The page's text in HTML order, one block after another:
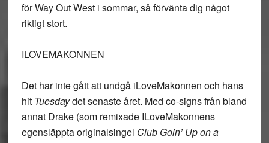
för Way Out West i sommar, så förvänta dig något
riktigt stort.
ILOVEMAKONNEN
Det har inte gått att undgå iLoveMakonnen och hans
hit Tuesdaydet senaste året. Med co-signs från bland
annat Drake (som remixade ILoveMakonnens
egensläppta originalsingel Club Goin’ Up on a